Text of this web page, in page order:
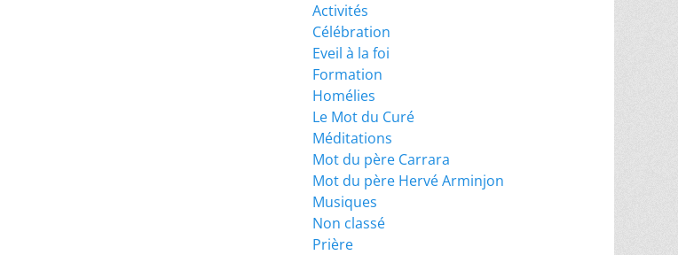
Activités
Célébration
Eveil à la foi
Formation
Homélies
Le Mot du Curé
Méditations
Mot du père Carrara
Mot du père Hervé Arminjon
Musiques
Non classé
Prière